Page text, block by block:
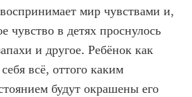
мир чувствами и,
чувство в детях проснулось
и другое. Ребёнок как
всё, оттого каким
будут окрашены его